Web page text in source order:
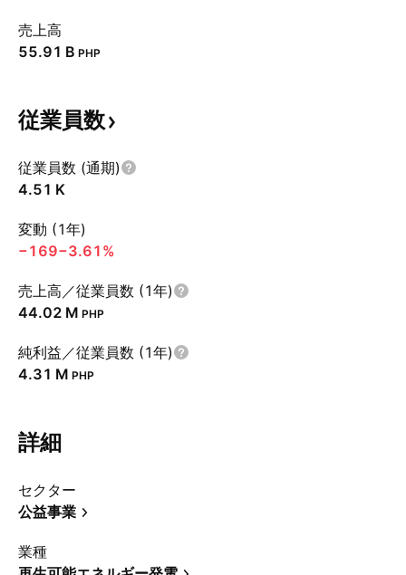
売上高
‪55.91 B‬ PHP
従業員数
従業員数 (通期)
‪4.51 K‬
変動 (1年)
−169−3.61%
売上高／従業員数 (1年)
‪44.02 M‬ PHP
純利益／従業員数 (1年)
‪4.31 M‬ PHP
詳細
セクター
公益事業
業種